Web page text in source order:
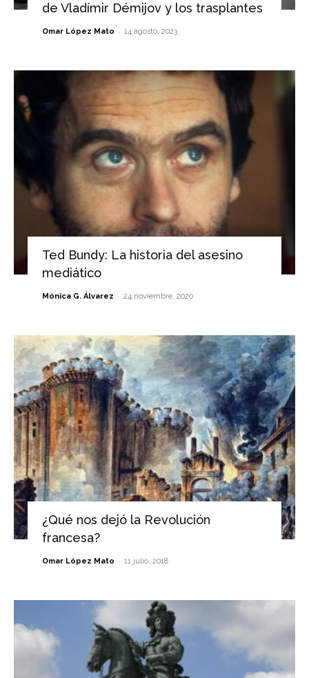
de Vladímir Démijov y los trasplantes
Omar López Mato - 14 agosto, 2023
Ted Bundy: La historia del asesino
mediático
Mónica G. Álvarez - 24 noviembre, 2020
¿Qué nos dejó la Revolución
francesa?
Omar López Mato - 11 julio, 2018